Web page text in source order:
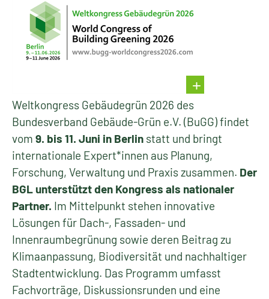
Weltkongress Gebäudegrün 2026 des
Bundesverband Gebäude-Grün e.V. (BuGG) findet
vom 9. bis 11. Juni in Berlin statt und bringt
internationale Expert*innen aus Planung,
Forschung, Verwaltung und Praxis zusammen. Der
BGL unterstützt den Kongress als nationaler
Partner. Im Mittelpunkt stehen innovative
Lösungen für Dach-, Fassaden- und
Innenraumbegrünung sowie deren Beitrag zu
Klimaanpassung, Biodiversität und nachhaltiger
Stadtentwicklung. Das Programm umfasst
Fachvorträge, Diskussionsrunden und eine